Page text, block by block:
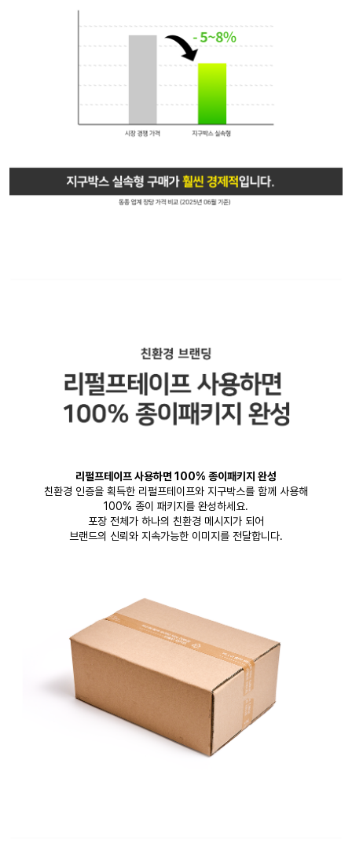
리펄프테이프 사용하면 100% 종이패키지 완성
친환경 인증을 획득한 리펄프테이프와 지구박스를 함께 사용해
100% 종이 패키지를 완성하세요.
포장 전체가 하나의 친환경 메시지가 되어
브랜드의 신뢰와 지속가능한 이미지를 전달합니다.